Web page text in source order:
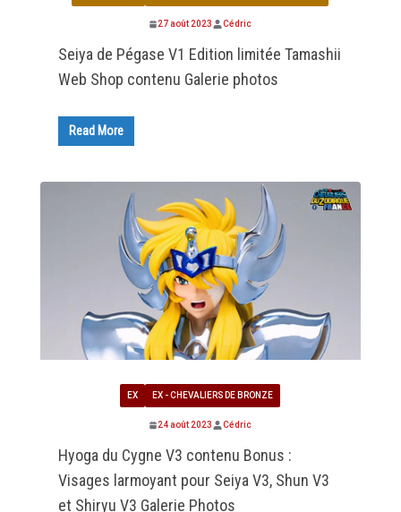
27 août 2023 Cédric
Seiya de Pégase V1 Edition limitée Tamashii
Web Shop contenu Galerie photos
Read More
EX EX - CHEVALIERS DE BRONZE
24 août 2023 Cédric
Hyoga du Cygne V3 contenu Bonus :
Visages larmoyant pour Seiya V3, Shun V3
et Shiryu V3 Galerie Photos